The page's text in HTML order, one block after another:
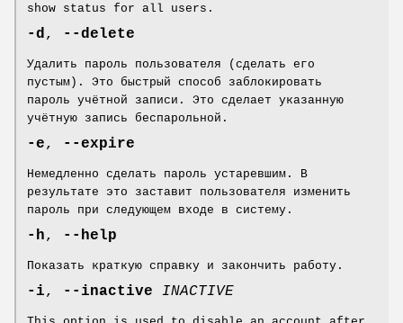
show status for all users.
-d, --delete
Удалить пароль пользователя (сделать его
пустым). Это быстрый способ заблокировать
пароль учётной записи. Это сделает указанную
учётную запись беспарольной.
-e, --expire
Немедленно сделать пароль устаревшим. В
результате это заставит пользователя изменить
пароль при следующем входе в систему.
-h, --help
Показать краткую справку и закончить работу.
-i, --inactive INACTIVE